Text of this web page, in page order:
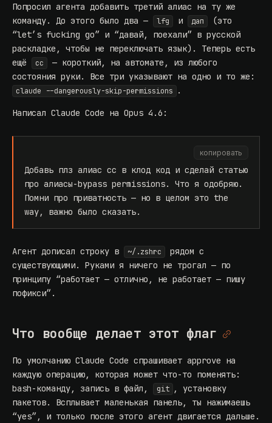
Попросил агента добавить третий алиас на ту же
команду. До этого было два —
lfg и дап
(это
“let’s fucking go” и “давай, поехали” в русской
раскладке, чтобы не переключать язык). Теперь есть
ещё
cc
— короткий, на автомате, из любого
состояния руки. Все три указывают на одно и то же:
claude --dangerously-skip-permissions .
Написал Claude Code на Opus 4.6:
копировать
Добавь плз алиас cc в клод код и сделай статью
про алиасы-bypass permissions. Что я одобряю.
Помни про приватность — но в целом это the
way, важно было сказать.
Агент дописал строку в ~/.zshrc
рядом с
существующими. Руками я ничего не трогал — по
принципу “работает — отлично, не работает — пишу
пофикси”.
Что вообще делает этот флаг
По умолчанию Claude Code спрашивает approve на
каждую операцию, которая может что-то поменять:
bash-команду, запись в файл,
git , установку
пакетов. Всплывает маленькая панель, ты нажимаешь
“yes”, и только после этого агент двигается дальше.